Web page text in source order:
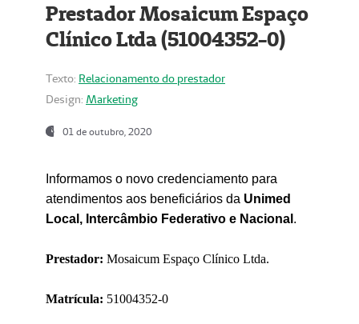
Prestador Mosaicum Espaço
Clínico Ltda (51004352-0)
Texto: Relacionamento do prestador
Design: Marketing
01 de outubro, 2020
Informamos o novo credenciamento para
atendimentos aos beneficiários da Unimed
Local, Intercâmbio Federativo e Nacional .
Prestador: Mosaicum Espaço Clínico Ltda.
Matrícula: 51004352-0